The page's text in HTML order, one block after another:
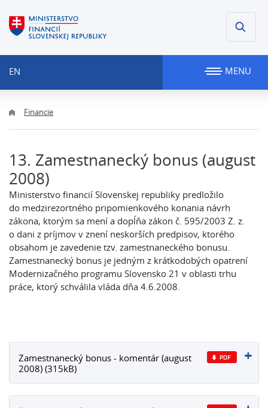
EN MENU
Financie
13. Zamestnanecký bonus (august
2008)
Ministerstvo financií Slovenskej republiky predložilo
do medzirezortného pripomienkového konania návrh
zákona, ktorým sa mení a dopĺňa zákon č. 595/2003 Z. z.
o dani z príjmov v znení neskorších predpisov, ktorého
obsahom je zavedenie tzv. zamestnaneckého bonusu.
Zamestnanecký bonus je jedným z krátkodobých opatrení
Modernizačného programu Slovensko 21 v oblasti trhu
práce, ktorý schválila vláda dňa 4.6.2008.
Zamestnanecký bonus - komentár (august
2008) (315kB)